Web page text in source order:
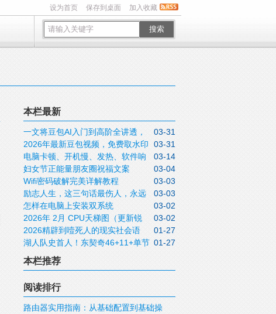
设为首页 保存到桌面 加入收藏
搜索
本栏最新
03-31
一文将豆包AI入门到高阶全讲透，
收藏待用
03-31
2026年最新豆包视频，免费取水印
方法实操指南
03-14
电脑卡顿、开机慢、发热、软件响
应迟钝怎么办？关闭这5个设置不用重装，
这些问题全可解决
03-04
妇女节正能量朋友圈祝福文案
2026三月八日女神节说说带非常漂亮的女
神节图片
03-03
Wifi密码破解完美详解教程
03-03
励志人生，这三句话最伤人，永远
不要说！
03-02
怎样在电脑上安装双系统
03-02
2026年 2月 CPU天梯图（更新锐
龙9 9950X3D）
01-27
2026精辟到噎死人的现实社会语
录，句句道尽人性
01-27
湖人队史首人！东契奇46+11+单节
20分拒逆转
本栏推荐
阅读排行
路由器实用指南：从基础配置到基础操